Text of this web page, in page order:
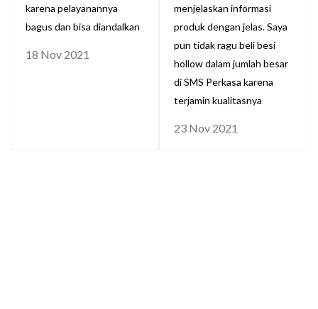
karena pelayanannya
bagus dan bisa diandalkan
18 Nov 2021
menjelaskan informasi
produk dengan jelas. Saya
pun tidak ragu beli besi
hollow dalam jumlah besar
di SMS Perkasa karena
terjamin kualitasnya
23 Nov 2021